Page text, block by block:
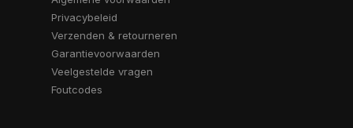
Privacybeleid
Verzenden & retourneren
Garantievoorwaarden
Veelgestelde vragen
Foutcodes